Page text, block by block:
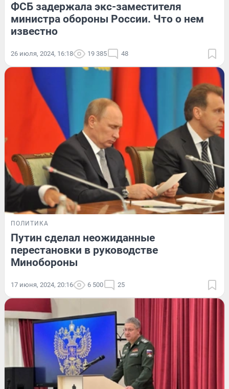
ФСБ задержала экс-заместителя
министра обороны России. Что о нем
известно
26 июля, 2024, 16:18 19 385 48
ПОЛИТИКА
Путин сделал неожиданные
перестановки в руководстве
Минобороны
17 июня, 2024, 20:16 6 500 25